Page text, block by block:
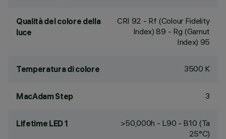
Qualità del colore della
luce
CRI 92 - Rf (Colour Fidelity
Index) 89 - Rg (Gamut
Index) 95
Temperatura di colore 3500 K
MacAdam Step 3
Lifetime LED 1
>50,000h - L90 - B10 (Ta
25°C)